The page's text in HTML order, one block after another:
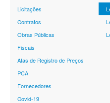
Licitações
Contratos
Obras Públicas
Fiscais
Atas de Registro de Preços
PCA
Fornecedores
Covid-19